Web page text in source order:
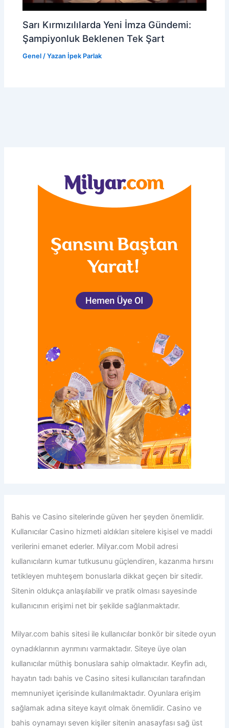
Sarı Kırmızılılarda Yeni İmza Gündemi:
Şampiyonluk Beklenen Tek Şart
Genel / Yazan İpek Parlak
Bahis ve Casino sitelerinde güven her şeyden önemlidir.
Kullanıcılar Casino hizmeti aldıkları sitelere kişisel ve maddi
verilerini emanet ederler. Milyar.com Mobil adresi
kullanıcıların kumar tutkusunu güçlendiren, kazanma hırsını
tetikleyen muhteşem bonuslarla dikkat geçen bir sitedir.
Sitenin oldukça anlaşılabilir ve pratik olması sayesinde
kullanıcının erişimi net bir şekilde sağlanmaktadır.
Milyar.com bahis sitesi ile kullanıcılar bonkör bir sitede oyun
oynadıklarının ayrımını varmaktadır. Siteye üye olan
kullanıcılar müthiş bonuslara sahip olmaktadır. Keyfin adı,
hayatın tadı bahis ve Casino sitesi kullanıcıları tarafından
memnuniyet içerisinde kullanılmaktadır. Oyunlara erişim
sağlamak adına siteye kayıt olmak önemlidir. Casino ve
bahis oynamayı seven kişiler sitenin anasayfası sağ üst